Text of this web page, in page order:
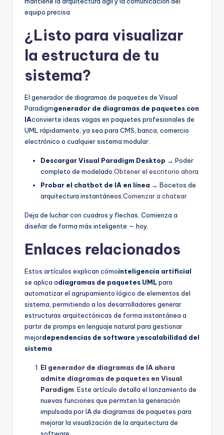
equipo precisa.
¿Listo para visualizar
la estructura de tu
sistema?
El generador de diagramas de paquetes de Visual
Paradigmgenerador de diagramas de paquetes con
IAconvierte ideas vagas en paquetes profesionales de
UML rápidamente, ya sea para CMS, banca, comercio
electrónico o cualquier sistema modular.
Descargar Visual Paradigm Desktop → Poder
completo de modelado:Obtener el escritorio ahora
Probar el chatbot de IA en línea → Bocetos de
arquitectura instantáneos:Comenzar a chatear
Deja de luchar con cuadros y flechas. Comienza a
diseñar de forma más inteligente — hoy.
Enlaces relacionados
Estos artículos explican cómointeligencia artificial
se aplica adiagramas de paquetes UMLpara
automatizar el agrupamiento lógico de elementos del
sistema, permitiendo a los desarrolladores generar
estructuras arquitectónicas de forma instantánea a
partir de promps en lenguaje natural para gestionar
mejordependencias de software yescalabilidad del
sistema
El generador de diagramas de IA ahora
admite diagramas de paquetes en Visual
Paradigm: Este artículo detalla el lanzamiento de
nuevas funciones que permiten la generación
impulsada por IA de diagramas de paquetes para
mejorar la visualización de la arquitectura de